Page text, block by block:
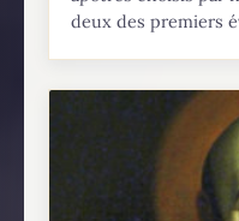
deux des premiers